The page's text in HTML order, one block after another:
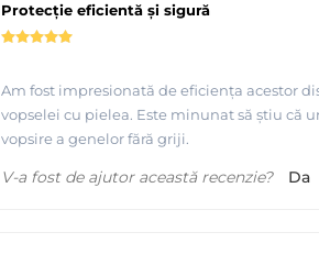
Protecție eficientă și sigură
Am fost impresionată de eficiența acestor
vopselei cu pielea. Este minunat să știu că
vopsire a genelor fără griji.
V-a fost de ajutor această recenzie? Da